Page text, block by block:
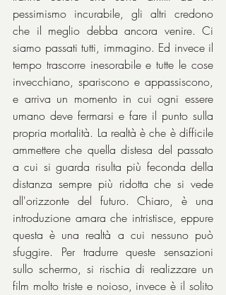
pessimismo incurabile, gli altri credono
che il meglio debba ancora venire. Ci
siamo passati tutti, immagino. Ed invece il
tempo trascorre inesorabile e tutte le cose
invecchiano, spariscono e appassiscono,
e arriva un momento in cui ogni essere
umano deve fermarsi e fare il punto sulla
propria mortalità. La realtà è che è difficile
ammettere che quella distesa del passato
a cui si guarda risulta più feconda della
distanza sempre più ridotta che si vede
all'orizzonte del futuro. Chiaro, è una
introduzione amara che intristisce, eppure
questa è una realtà a cui nessuno può
sfuggire. Per tradurre queste sensazioni
sullo schermo, si rischia di realizzare un
film molto triste e noioso, invece è il solito